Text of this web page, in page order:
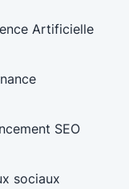
Artificielle
SEO
sociaux